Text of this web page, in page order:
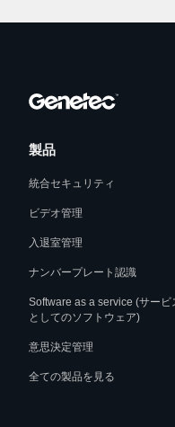
製品
統合セキュリティ
ビデオ管理
入退室管理
ナンバープレート認識
Software as a service (サービ
としてのソフトウェア)
意思決定管理
全ての製品を見る